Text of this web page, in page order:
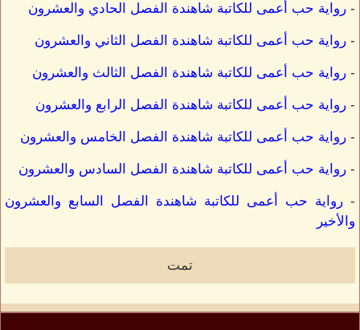
- رواية حب أعمى للكاتبة شاهندة الفصل الحادي والعشرون
- رواية حب أعمى للكاتبة شاهندة الفصل الثاني والعشرون
- رواية حب أعمى للكاتبة شاهندة الفصل الثالث والعشرون
- رواية حب أعمى للكاتبة شاهندة الفصل الرابع والعشرون
- رواية حب أعمى للكاتبة شاهندة الفصل الخامس والعشرون
- رواية حب أعمى للكاتبة شاهندة الفصل السادس والعشرون
- رواية حب أعمى للكاتبة شاهندة الفصل السابع والعشرون
والأخير
تمت